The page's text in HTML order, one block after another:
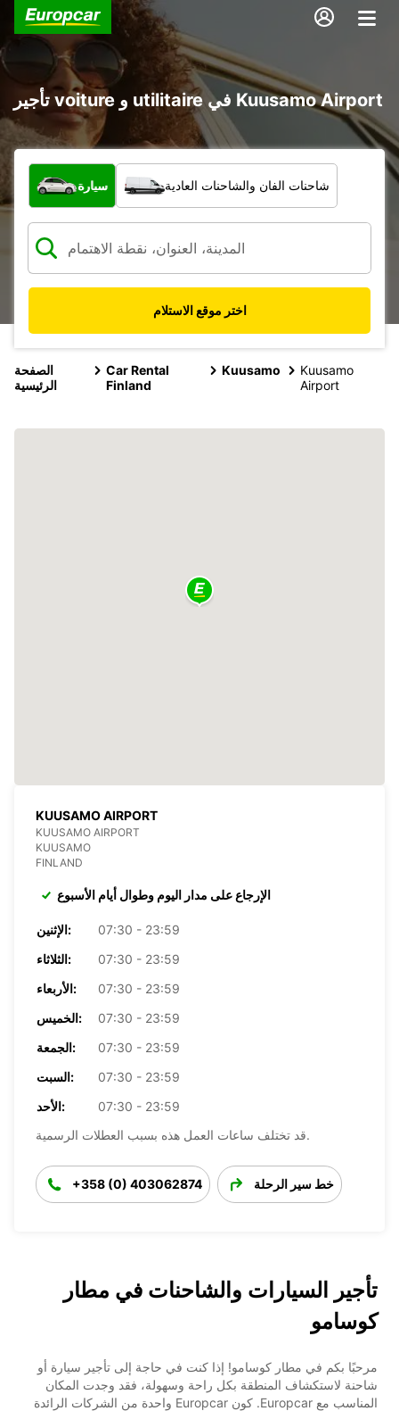
تأجير voiture و utilitaire في Kuusamo Airport
ما نوع المركبة؟
سيارة شاحنات الفان والشاحنات العادية
اختر موقع الاستلام
الصفحة
الرئيسية
Car Rental
Finland
Kuusamo
Kuusamo
Airport
KUUSAMO AIRPORT
KUUSAMO AIRPORT
KUUSAMO
FINLAND
الإرجاع على مدار اليوم وطوال أيام الأسبوع
الإثنين:
07:30 - 23:59
الثلاثاء:
07:30 - 23:59
الأربعاء:
07:30 - 23:59
الخميس:
07:30 - 23:59
الجمعة:
07:30 - 23:59
السبت:
07:30 - 23:59
الأحد:
07:30 - 23:59
قد تختلف ساعات العمل هذه بسبب العطلات الرسمية.
+358 (0) 403062874 خط سير الرحلة
تأجير السيارات والشاحنات في مطار
كوسامو
مرحبًا بكم في مطار كوسامو! إذا كنت في حاجة إلى تأجير سيارة أو
شاحنة لاستكشاف المنطقة بكل راحة وسهولة، فقد وجدت المكان
المناسب مع Europcar. كون Europcar واحدة من الشركات الرائدة